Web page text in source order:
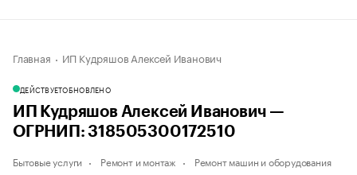
Главная ИП Кудряшов Алексей Иванович
ДЕЙСТВУЕТОБНОВЛЕНО
ИП Кудряшов Алексей Иванович —
ОГРНИП: 318505300172510
Бытовые услуги Ремонт и монтаж Ремонт машин и оборудования